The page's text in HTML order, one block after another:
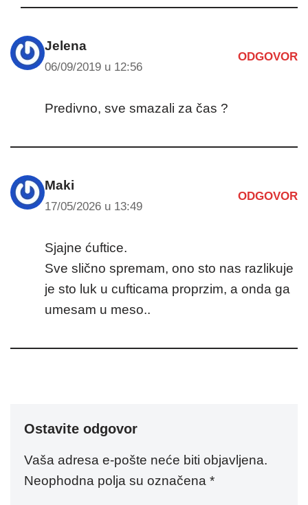
Jelena
06/09/2019 u 12:56
ODGOVOR
Predivno, sve smazali za čas ?
Maki
17/05/2026 u 13:49
ODGOVOR
Sjajne ćuftice.
Sve slično spremam, ono sto nas razlikuje
je sto luk u cufticama proprzim, a onda ga
umesam u meso..
Ostavite odgovor
Vaša adresa e-pošte neće biti objavljena.
Neophodna polja su označena *